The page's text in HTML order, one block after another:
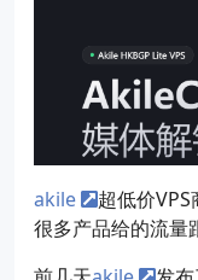
akile
超低价
很多产品给的流量